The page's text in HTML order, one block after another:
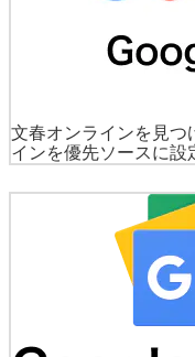
文春オンラインを見つ
インを優先ソースに設